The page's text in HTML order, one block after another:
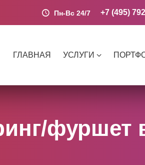
Пн-Вс 24/7 +7 (495)
ГЛАВНАЯ УСЛУГИ
фуршет